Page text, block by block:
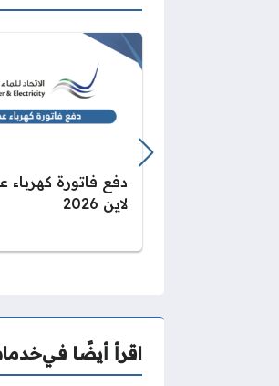
دفع فاتورة كهرباء
لاين 2026
اقرأ أيضًا في